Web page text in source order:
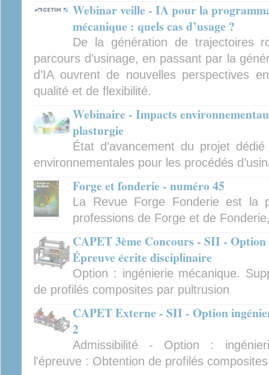
Webinar veille - IA pour la
mécanique : quels cas d’usage ?
De la génération de trajectoires
parcours d’usinage, en passant par la
d’IA ouvrent de nouvelles perspectives
qualité et de flexibilité.
Webinaire - Impacts
plasturgie
État d’avancement du projet
environnementales pour les procédés
Forge et fonderie - numéro 45
La Revue Forge Fonderie est la
professions de Forge et de
CAPET 3ème Concours - SII -
Épreuve écrite disciplinaire
Option : ingénierie mécanique.
de profilés composites par pultrusion
CAPET Externe - SII - Option
2
Admissibilité - Option :
l'épreuve : Obtention de profilés